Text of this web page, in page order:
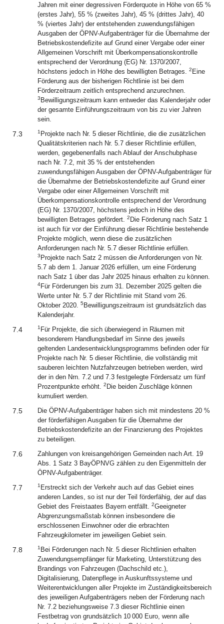
Jahren mit einer degressiven Förderquote in Höhe von 65 %
(erstes Jahr), 55 % (zweites Jahr), 45 % (drittes Jahr), 40
% (viertes Jahr) der entstehenden zuwendungsfähigen
Ausgaben der ÖPNV-Aufgabenträger für die Übernahme der
Betriebskostendefizite auf Grund einer Vergabe oder einer
Allgemeinen Vorschrift mit Überkompensationskontrolle
entsprechend der Verordnung (EG) Nr. 1370/2007,
höchstens jedoch in Höhe des bewilligten Betrages. 2 Eine
Förderung aus der bisherigen Richtlinie ist bei dem
Förderzeitraum zeitlich entsprechend anzurechnen.
3 Bewilligungszeitraum kann entweder das Kalenderjahr oder
der gesamte Einführungszeitraum von bis zu vier Jahren
sein.
7.3 1 Projekte nach Nr. 5 dieser Richtlinie, die die zusätzlichen
Qualitätskriterien nach Nr. 5.7 dieser Richtlinie erfüllen,
werden, gegebenenfalls nach Ablauf der Anschubphase
nach Nr. 7.2, mit 35 % der entstehenden
zuwendungsfähigen Ausgaben der ÖPNV-Aufgabenträger für
die Übernahme der Betriebskostendefizite auf Grund einer
Vergabe oder einer Allgemeinen Vorschrift mit
Überkompensationskontrolle entsprechend der Verordnung
(EG) Nr. 1370/2007, höchstens jedoch in Höhe des
bewilligten Betrages gefördert. 2 Die Förderung nach Satz 1
ist auch für vor der Einführung dieser Richtlinie bestehende
Projekte möglich, wenn diese die zusätzlichen
Anforderungen nach Nr. 5.7 dieser Richtlinie erfüllen.
3 Projekte nach Satz 2 müssen die Anforderungen von Nr.
5.7 ab dem 1. Januar 2026 erfüllen, um eine Förderung
nach Satz 1 über das Jahr 2025 hinaus erhalten zu können.
4Für Förderungen bis zum 31. Dezember 2025 gelten die
Werte unter Nr. 5.7 der Richtlinie mit Stand vom 26.
Oktober 2020. 5 Bewilligungszeitraum ist grundsätzlich das
Kalenderjahr.
7.4 1 Für Projekte, die sich überwiegend in Räumen mit
besonderem Handlungsbedarf im Sinne des jeweils
geltenden Landesentwicklungsprogramms befinden oder für
Projekte nach Nr. 5 dieser Richtlinie, die vollständig mit
sauberen leichten Nutzfahrzeugen betrieben werden, wird
der in den Nrn. 7.2 und 7.3 festgelegte Fördersatz um fünf
Prozentpunkte erhöht. 2 Die beiden Zuschläge können
kumuliert werden.
7.5
Die ÖPNV-Aufgabenträger haben sich mit mindestens 20 %
der förderfähigen Ausgaben für die Übernahme der
Betriebskostendefizite an der Finanzierung des Projektes
zu beteiligen.
7.6
Zahlungen von kreisangehörigen Gemeinden nach Art. 19
Abs. 1 Satz 3 BayÖPNVG zählen zu den Eigenmitteln der
ÖPNV-Aufgabenträger.
7.7 1 Erstreckt sich der Verkehr auch auf das Gebiet eines
anderen Landes, so ist nur der Teil förderfähig, der auf das
Gebiet des Freistaates Bayern entfällt. 2Geeigneter
Abgrenzungsmaßstab können insbesondere die
erschlossenen Einwohner oder die erbrachten
Fahrzeugkilometer im jeweiligen Gebiet sein.
7.8 1 Bei Förderungen nach Nr. 5 dieser Richtlinien erhalten
Zuwendungsempfänger für Marketing, Unterstützung des
Brandings von Fahrzeugen (Dachschild etc.),
Digitalisierung, Datenpflege in Auskunftssysteme und
Weiterentwicklungen aller Projekte im Zuständigkeitsbereich
des jeweiligen Aufgabenträgers neben der Förderung nach
Nr. 7.2 beziehungsweise 7.3 dieser Richtlinie einen
Festbetrag von grundsätzlich 10 000 Euro, wenn alle